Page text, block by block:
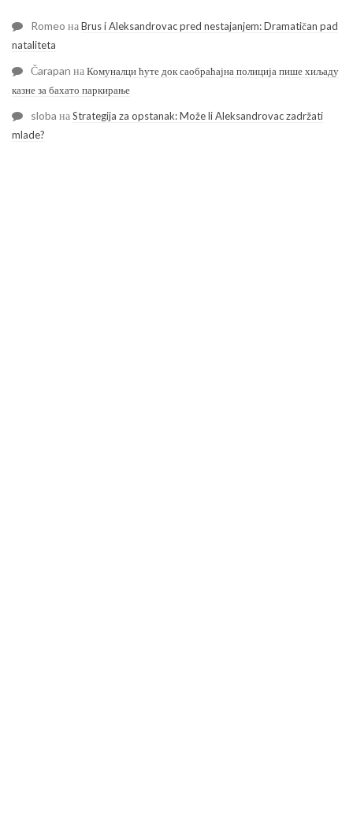
Romeo наBrus i Aleksandrovac pred nestajanjem: Dramatičan pad
nataliteta
Čarapan наКомуналци ћуте док саобраћајна полиција пише хиљаду
казне за бахато паркирање
sloba наStrategija za opstanak: Može li Aleksandrovac zadržati
mlade?